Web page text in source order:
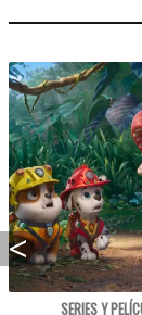
SERIES Y